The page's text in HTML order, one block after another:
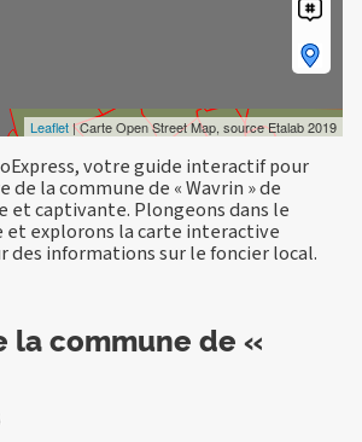
Leaflet| Carte Open Street Map, source Etalab 2019
votre guide interactif pour
de la commune de « Wavrin » de
et captivante. Plongeons dans le
et explorons la carte interactive
des informations sur le foncier local.
la commune de «